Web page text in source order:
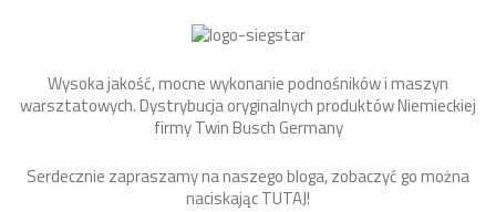
Wysoka jakość, mocne wykonanie podnośników i maszyn
warsztatowych. Dystrybucja oryginalnych produktów Niemieckiej
firmy Twin Busch Germany
Serdecznie zapraszamy na naszego bloga, zobaczyć go można
naciskającTUTAJ!